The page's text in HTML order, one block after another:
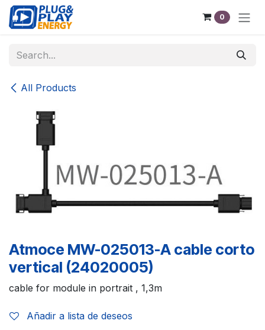
Skip to Content
0
All Products
Atmoce MW-025013-A cable corto
vertical (24020005)
cable for module in portrait , 1,3m
Añadir a lista de deseos